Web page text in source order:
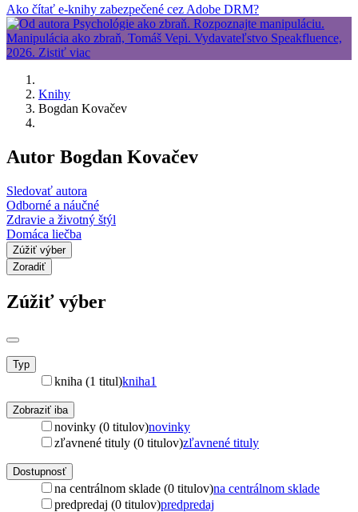
Ako čítať e-knihy zabezpečené cez Adobe DRM?
Knihy
Bogdan Kovačev
Autor Bogdan Kovačev
Sledovať autora
Odborné a náučné
Zdravie a životný štýl
Domáca liečba
Zúžiť výber
Zoradiť
Zúžiť výber
Typ
kniha (1 titul)kniha1
Zobraziť iba
novinky (0 titulov)novinky
zľavnené tituly (0 titulov)zľavnené tituly
Dostupnosť
na centrálnom sklade (0 titulov)na centrálnom sklade
predpredaj (0 titulov)predpredaj